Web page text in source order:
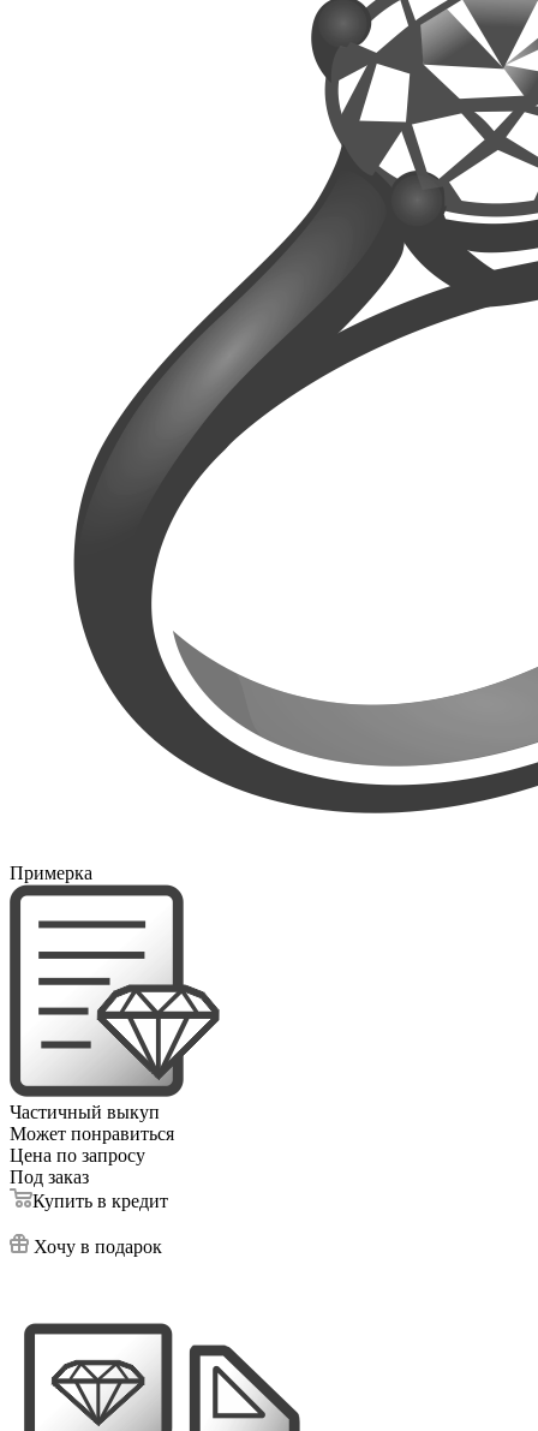
Примерка
Частичный выкуп
Может понравиться
Цена по запросу
Под заказ
Купить в кредит
Хочу в подарок